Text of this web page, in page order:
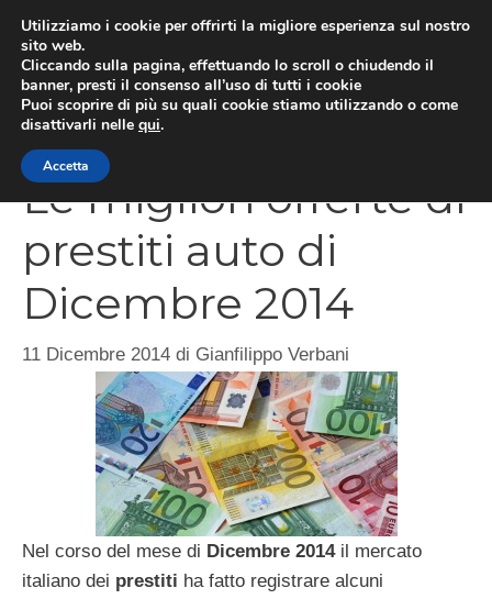
contenuto
Le migliori offerte di
prestiti auto di
Dicembre 2014
11 Dicembre 2014 di Gianfilippo Verbani
Nel corso del mese di Dicembre 2014il mercato
italiano dei prestiti ha fatto registrare alcuni
Utilizziamo i cookie per offrirti la migliore esperienza sul nostro
sito web.
Cliccando sulla pagina, effettuando lo scroll o chiudendo il
banner, presti il consenso all’uso di tutti i cookie
Puoi scoprire di più su quali cookie stiamo utilizzando o come
disattivarli nelle qui.
Accetta